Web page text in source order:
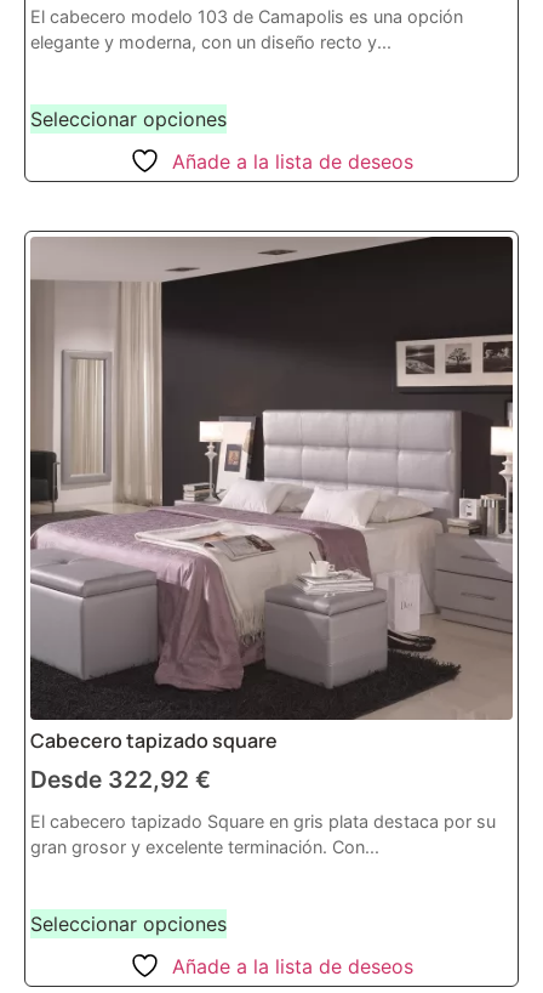
El cabecero modelo 103 de Camapolis es una opción
elegante y moderna, con un diseño recto y...
Seleccionar opciones
Añade a la lista de deseos
Cabecero tapizado square
Desde 322,92 €
El cabecero tapizado Square en gris plata destaca por su
gran grosor y excelente terminación. Con...
Seleccionar opciones
Añade a la lista de deseos